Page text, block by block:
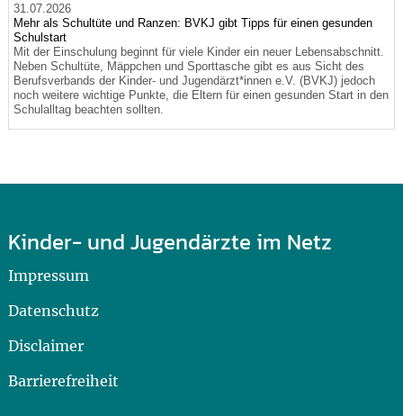
31.07.2026
Mehr als Schultüte und Ranzen: BVKJ gibt Tipps für einen gesunden
Schulstart
Mit der Einschulung beginnt für viele Kinder ein neuer Lebensabschnitt.
Neben Schultüte, Mäppchen und Sporttasche gibt es aus Sicht des
Berufsverbands der Kinder- und Jugendärzt*innen e.V. (BVKJ) jedoch
noch weitere wichtige Punkte, die Eltern für einen gesunden Start in den
Schulalltag beachten sollten.
Kinder- und Jugendärzte im Netz
Impressum
Datenschutz
Disclaimer
Barrierefreiheit